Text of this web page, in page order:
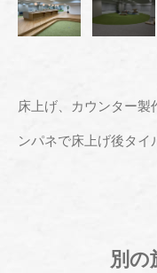
床上げ、カウンター製
ンパネで床上げ後タイ
別の